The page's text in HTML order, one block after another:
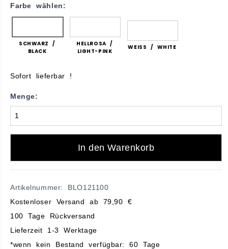
Farbe wählen:
SCHWARZ /
BLACK
HELLROSA /
LIGHT-PINK
WEISS / WHITE
Sofort lieferbar !
Menge:
In den Warenkorb
Artikelnummer: BLO121100
Kostenloser Versand ab 79,90 €
100 Tage Rückversand
Lieferzeit 1-3 Werktage
*wenn kein Bestand verfügbar: 60 Tage